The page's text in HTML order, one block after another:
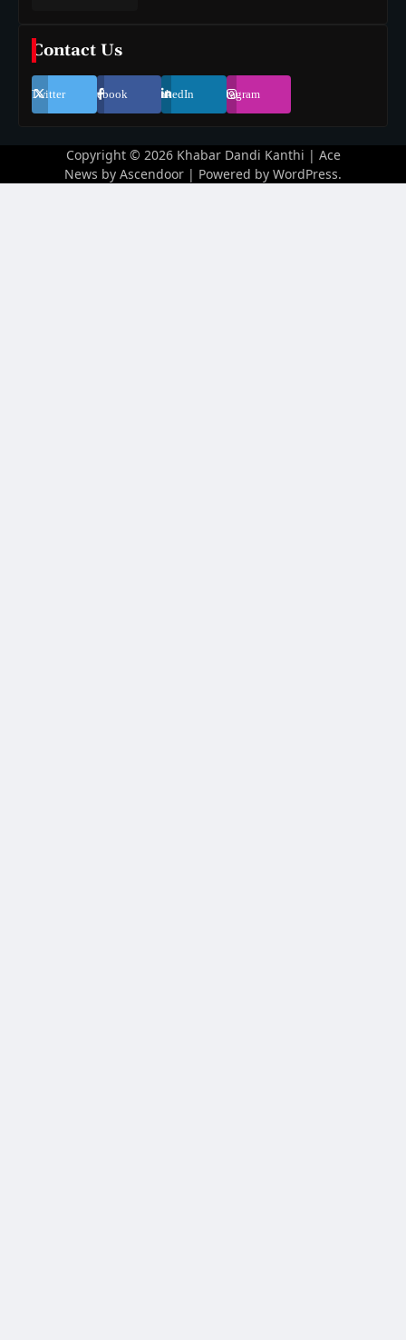
Contact Us
Twitter Facebook LinkedIn Instagram
Copyright © 2026 Khabar Dandi Kanthi | Ace
News by Ascendoor | Powered by WordPress.